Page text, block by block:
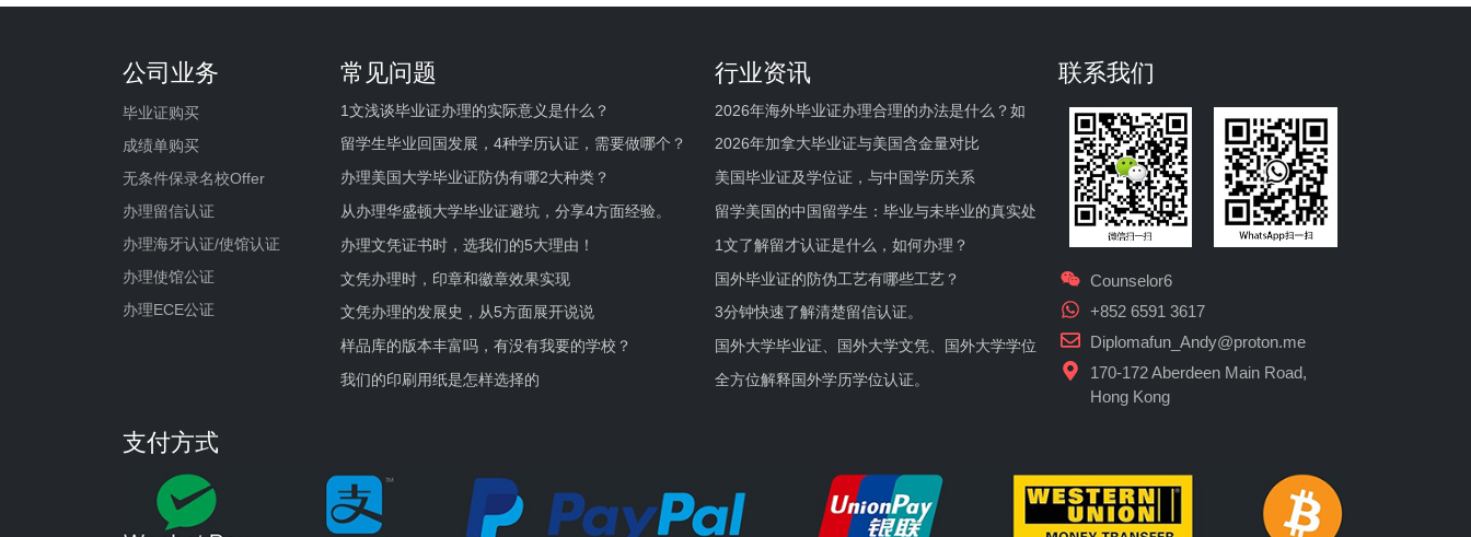
公司业务
毕业证购买
成绩单购买
无条件保录名校Offer
办理留信认证
办理海牙认证/使馆认证
办理使馆公证
办理ECE公证
常见问题
1文浅谈毕业证办理的实际意义是什么？
留学生毕业回国发展，4种学历认证，需要做哪个？
办理美国大学毕业证防伪有哪2大种类？
从办理华盛顿大学毕业证避坑，分享4方面经验。
办理文凭证书时，选我们的5大理由！
文凭办理时，印章和徽章效果实现
文凭办理的发展史，从5方面展开说说
样品库的版本丰富吗，有没有我要的学校？
我们的印刷用纸是怎样选择的
行业资讯
2026年海外毕业证办理合理的办法是什么？如
2026年加拿大毕业证与美国含金量对比
美国毕业证及学位证，与中国学历关系
留学美国的中国留学生：毕业与未毕业的真实处
1文了解留才认证是什么，如何办理？
国外毕业证的防伪工艺有哪些工艺？
3分钟快速了解清楚留信认证。
国外大学毕业证、国外大学文凭、国外大学学位
全方位解释国外学历学位认证。
联系我们
Counselor6
+852 6591 3617
Diplomafun_Andy@proton.me
170-172 Aberdeen Main Road,
Hong Kong
支付方式